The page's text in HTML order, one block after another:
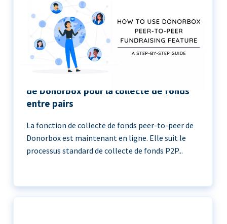
de Donorbox pour la collecte de fonds
entre pairs
La fonction de collecte de fonds peer-to-peer de
Donorbox est maintenant en ligne. Elle suit le
processus standard de collecte de fonds P2P...